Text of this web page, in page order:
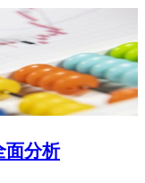
面分析